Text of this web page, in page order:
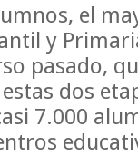
el
y
pasado,
dos
7.000